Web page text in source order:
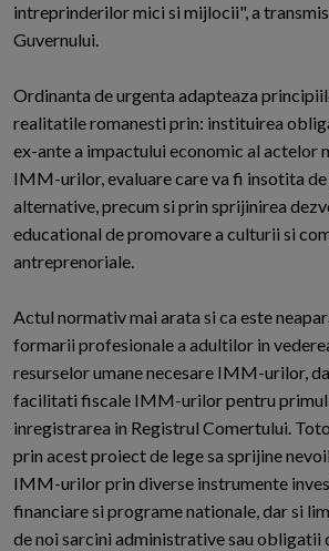
intreprinderilor mici si mijlocii", a
Guvernului.
Ordinanta de urgenta adapteaza
realitatile romanesti prin: instituirea
ex-ante a impactului economic al actelor
IMM-urilor, evaluare care va fi insotita
alternative, precum si prin sprijinirea
educational de promovare a culturii si
antreprenoriale.
Actul normativ mai arata si ca este
formarii profesionale a adultilor in
resurselor umane necesare IMM-urilor,
facilitati fiscale IMM-urilor pentru primul
inregistrarea in Registrul Comertului.
prin acest proiect de lege sa sprijine
IMM-urilor prin diverse instrumente
financiare si programe nationale, dar si
de noi sarcini administrative sau obligatii